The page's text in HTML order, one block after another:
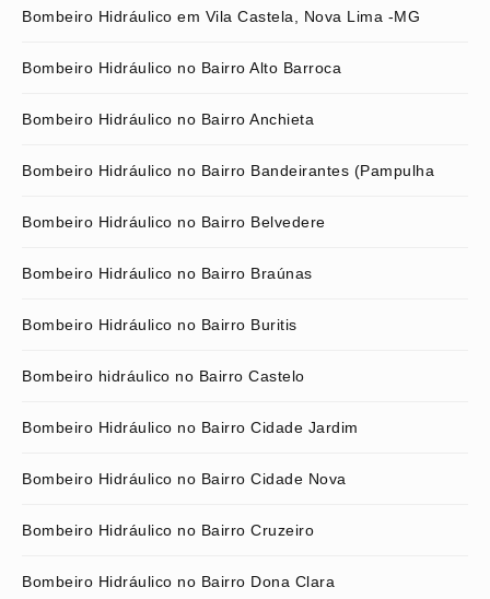
Bombeiro Hidráulico em Vila Castela, Nova Lima -MG
Bombeiro Hidráulico no Bairro Alto Barroca
Bombeiro Hidráulico no Bairro Anchieta
Bombeiro Hidráulico no Bairro Bandeirantes (Pampulha
Bombeiro Hidráulico no Bairro Belvedere
Bombeiro Hidráulico no Bairro Braúnas
Bombeiro Hidráulico no Bairro Buritis
Bombeiro hidráulico no Bairro Castelo
Bombeiro Hidráulico no Bairro Cidade Jardim
Bombeiro Hidráulico no Bairro Cidade Nova
Bombeiro Hidráulico no Bairro Cruzeiro
Bombeiro Hidráulico no Bairro Dona Clara